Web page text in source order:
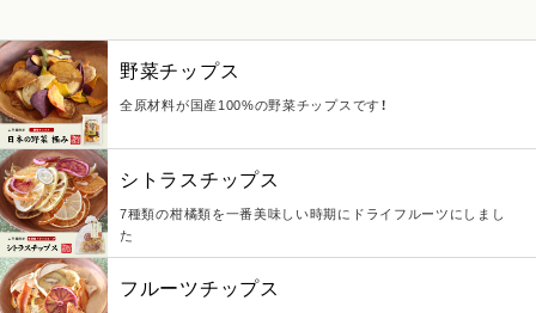
野菜チップス
全原材料が国産100%の野菜チップスです！
シトラスチップス
7種類の柑橘類を一番美味しい時期にドライフルーツにしまし
た
フルーツチップス